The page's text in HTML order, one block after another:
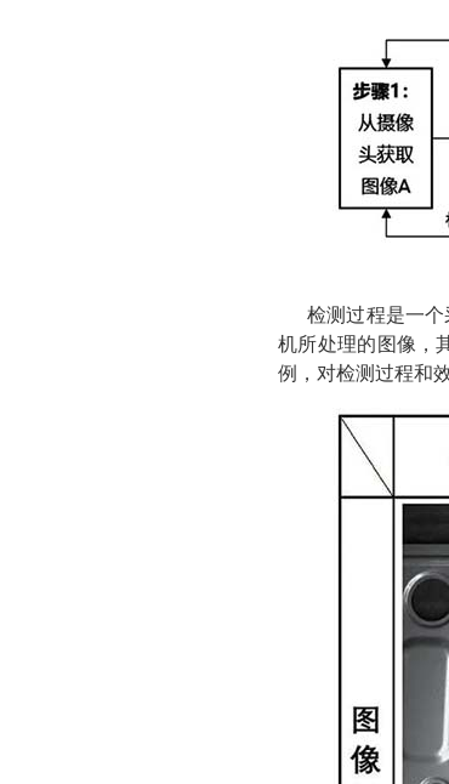
检测过程是一
机所处理的图像，
例，对检测过程和